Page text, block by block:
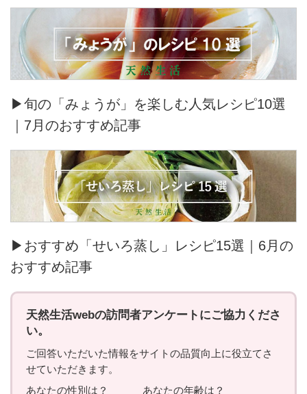
▶旬の「みょうが」を楽しむ人気レシピ10選
｜7月のおすすめ記事
▶おすすめ「せいろ蒸し」レシピ15選｜6月の
おすすめ記事